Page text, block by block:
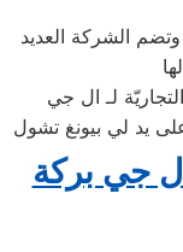
الشركة العديد
جي بركة